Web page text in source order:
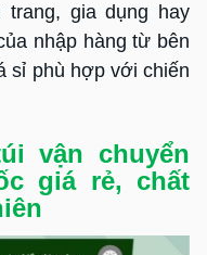
trang, gia dụng hay
nhập hàng từ bên
sỉ phù hợp với chiến
vận chuyển
giá rẻ, chất